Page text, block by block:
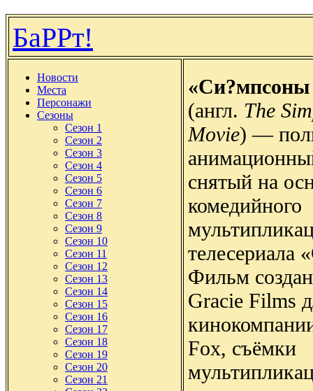
БаРРт!
Новости
Места
Персонажи
Сезоны
Сезон 1
Сезон 2
Сезон 3
Сезон 4
Сезон 5
Сезон 6
Сезон 7
Сезон 8
Сезон 9
Сезон 10
Сезон 11
Сезон 12
Сезон 13
Сезон 14
Сезон 15
Сезон 16
Сезон 17
Сезон 18
Сезон 19
Сезон 20
Сезон 21
«Си?мпсоны
(англ. The
Movie) —
снятый на
комедийного
телесериала
Фильм
Gracie Films
Fox, съёмки